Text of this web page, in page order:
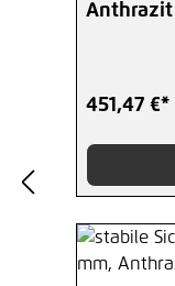
Anthrazit
451,47 €*